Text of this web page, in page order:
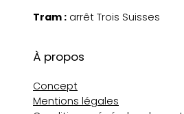
Tram : arrêt Trois Suisses
À propos
Concept
Mentions légales